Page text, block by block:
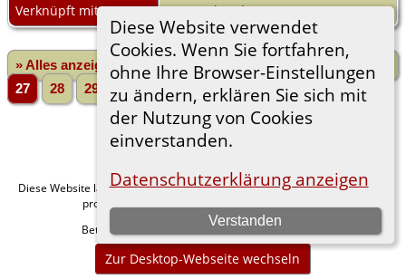
Diese Website verwendet
Cookies. Wenn Sie fortfahren,
ohne Ihre Browser-Einstellungen
zu ändern, erklären Sie sich mit
der Nutzung von Cookies
einverstanden.
Datenschutzerklärung anzeigen
Verstanden
Verknüpft mit
Ernst "Theodor" NAUMANN
» Alles anzeigen «Zurück 23 24
27
28 29 31 33» Vorwärts»
Diese Website läuft mitThe Next Generation of Genealogy Sitebuildingv. 15.0.1,
programmiert von Darrin Lythgoe © 2001-2026.
Betreut von
. |Datenschutzerklärung
Zur Desktop-Webseite wechseln